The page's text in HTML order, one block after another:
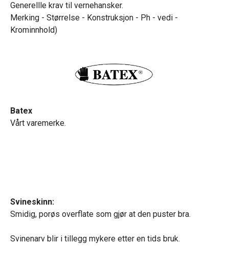
Generellle krav til vernehansker.
Merking - Størrelse - Konstruksjon - Ph - vedi -
Krominnhold)
Batex
Vårt varemerke.
Svineskinn:
Smidig, porøs overflate som gjør at den puster bra.
Svinenarv blir i tillegg mykere etter en tids bruk.